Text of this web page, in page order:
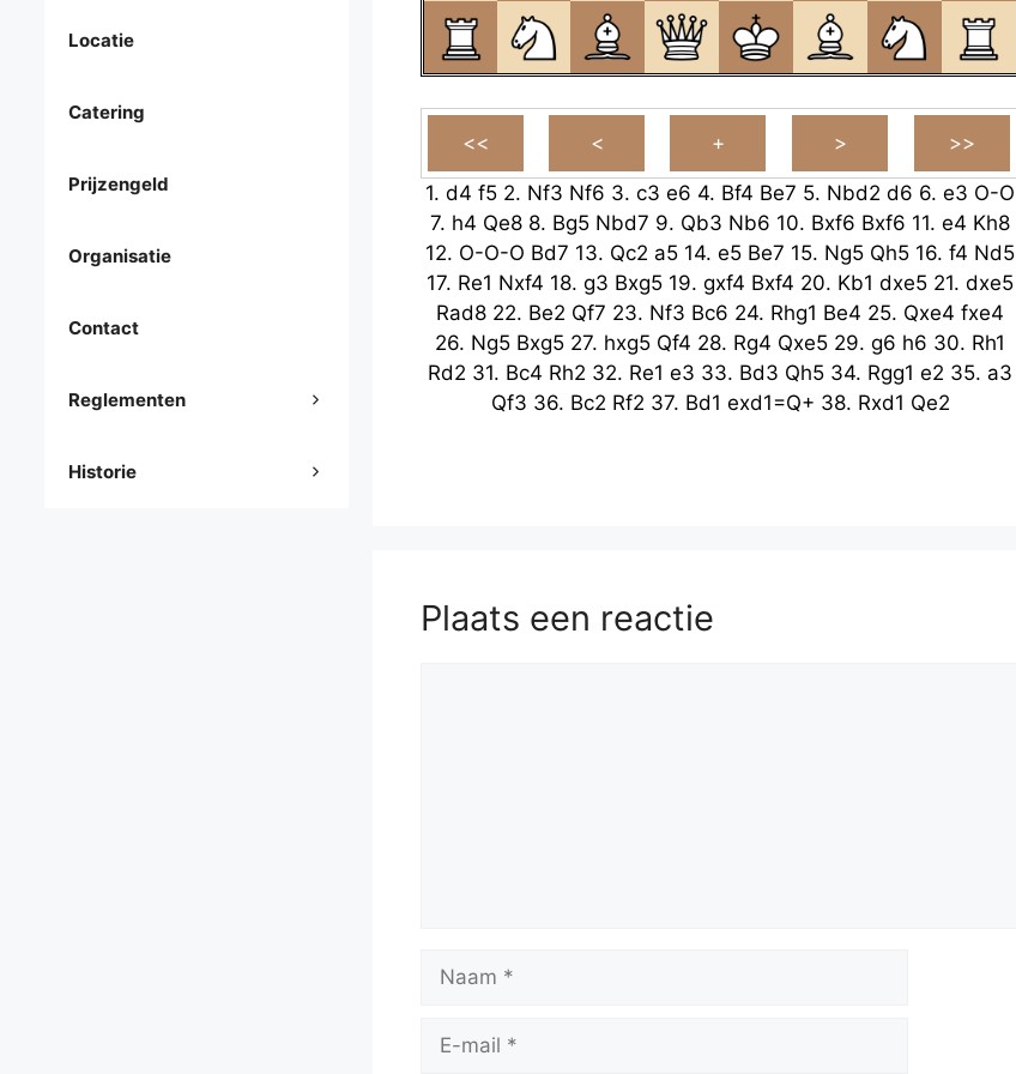
1. d4 f5 2. Nf3 Nf6 3. c3 e6 4. Bf4 Be7 5. Nbd2 d6 6. e3 O-O
7. h4 Qe8 8. Bg5 Nbd7 9. Qb3 Nb6 10. Bxf6 Bxf6 11. e4 Kh8
12. O-O-O Bd7 13. Qc2 a5 14. e5 Be7 15. Ng5 Qh5 16. f4 Nd5
17. Re1 Nxf4 18. g3 Bxg5 19. gxf4 Bxf4 20. Kb1 dxe5 21. dxe5
Rad8 22. Be2 Qf7 23. Nf3 Bc6 24. Rhg1 Be4 25. Qxe4 fxe4
26. Ng5 Bxg5 27. hxg5 Qf4 28. Rg4 Qxe5 29. g6 h6 30. Rh1
Rd2 31. Bc4 Rh2 32. Re1 e3 33. Bd3 Qh5 34. Rgg1 e2 35. a3
Qf3 36. Bc2 Rf2 37. Bd1 exd1=Q+ 38. Rxd1 Qe2
Plaats een reactie
mail
Locatie
Catering
Prijzengeld
Organisatie
Contact
Reglementen
Historie